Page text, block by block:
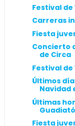
Festival
Carreras
Fiesta
Concierto
de Circa
Festival
Últimos
Navidad
Últimas
Fiesta